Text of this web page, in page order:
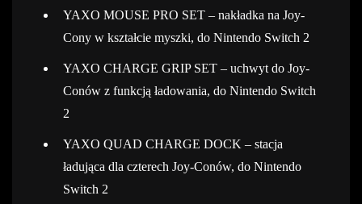
YAXO MOUSE PRO SET – nakładka na Joy-
Cony w kształcie myszki, do Nintendo Switch 2
YAXO CHARGE GRIP SET – uchwyt do Joy-
Conów z funkcją ładowania, do Nintendo Switch
2
YAXO QUAD CHARGE DOCK – stacja
ładująca dla czterech Joy-Conów, do Nintendo
Switch 2